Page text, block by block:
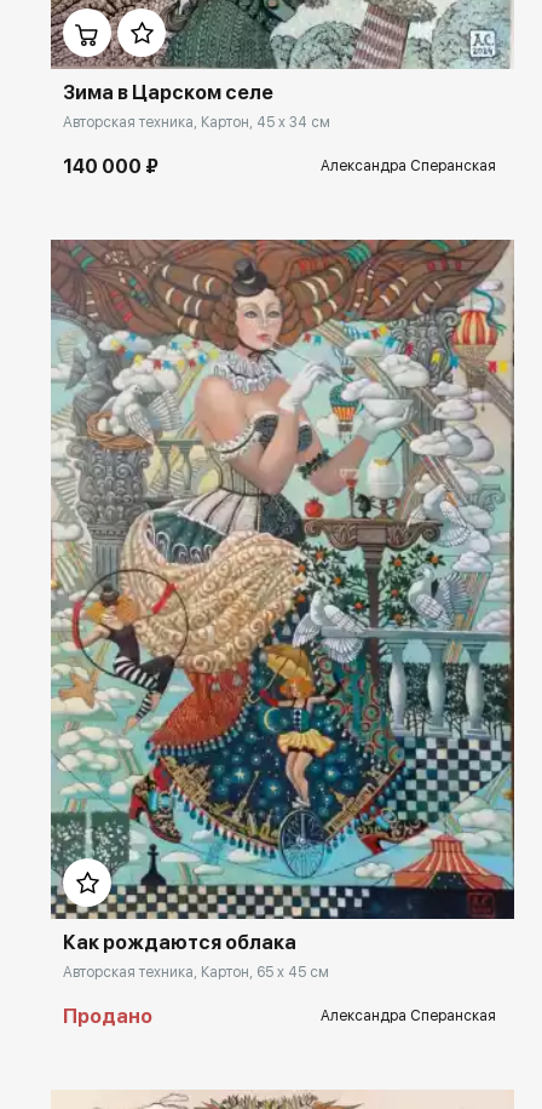
Зима в Царском селе
Авторская техника, Картон, 45 x 34 см
140 000 ₽ Александра Сперанская
Домен: rakovgallery.ru
Как рождаются облака
Авторская техника, Картон, 65 x 45 см
Продано Александра Сперанская